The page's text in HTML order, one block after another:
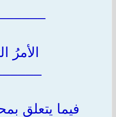
الأمرُ
فيما يتعلق